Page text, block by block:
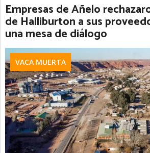
Empresas de Añelo
de Halliburton a sus
una mesa de diálogo
VACA MUERTA